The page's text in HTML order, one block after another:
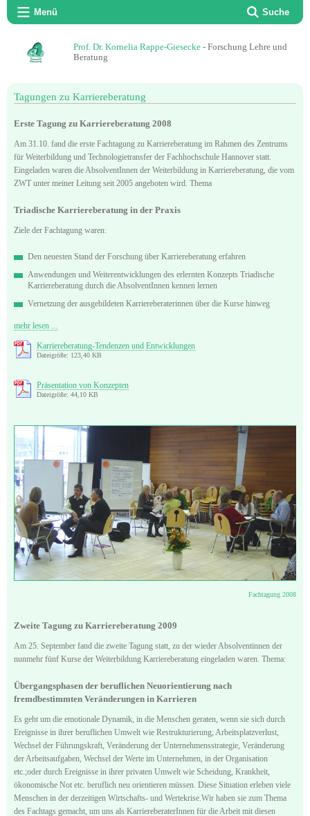
Menü Suche
Prof. Dr. Kornelia Rappe-Giesecke - Forschung Lehre und
Beratung
Tagungen zu Karriereberatung
Erste Tagung zu Karriereberatung 2008
Am 31.10. fand die erste Fachtagung zu Karriereberatung im Rahmen des Zentrums
für Weiterbildung und Technologietransfer der Fachhochschule Hannover statt.
Eingeladen waren die AbsolventInnen der Weiterbildung in Karriereberatung, die vom
ZWT unter meiner Leitung seit 2005 angeboten wird. Thema
Triadische Karriereberatung in der Praxis
Ziele der Fachtagung waren:
Den neuesten Stand der Forschung über Karriereberatung erfahren
Anwendungen und Weiterentwicklungen des erlernten Konzepts Triadische
Karriereberatung durch die AbsolventInnen kennen lernen
Vernetzung der ausgebildeten Karriereberaterinnen über die Kurse hinweg
mehr lesen ...
Karriereberatung-Tendenzen und Entwicklungen
Dateigröße: 123,40 KB
Präsentation von Konzepten
Dateigröße: 44,10 KB
Fachtagung 2008
Zweite Tagung zu Karriereberatung 2009
Am 25. September fand die zweite Tagung statt, zu der wieder Absolventinnen der
nunmehr fünf Kurse der Weiterbildung Karriereberatung eingeladen waren. Thema:
Übergangsphasen der beruflichen Neuorientierung nach
fremdbestimmten Veränderungen in Karrieren
Es geht um die emotionale Dynamik, in die Menschen geraten, wenn sie sich durch
Ereignisse in ihrer beruflichen Umwelt wie Restrukturierung, Arbeitsplatzverlust,
Wechsel der Führungskraft, Veränderung der Unternehmensstrategie, Veränderung
der Arbeitsaufgaben, Wechsel der Werte im Unternehmen, in der Organisation
etc.;oder durch Ereignisse in ihrer privaten Umwelt wie Scheidung, Krankheit,
ökonomische Not etc. beruflich neu orientieren müssen. Diese Situation erleben viele
Menschen in der derzeitigen Wirtschafts- und Wertekrise.Wir haben sie zum Thema
des Fachtags gemacht, um uns als KarriereberaterInnen für die Arbeit mit diesen